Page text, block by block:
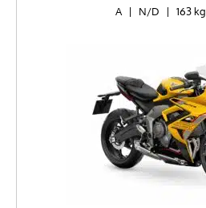
A | N/D | 163 kg